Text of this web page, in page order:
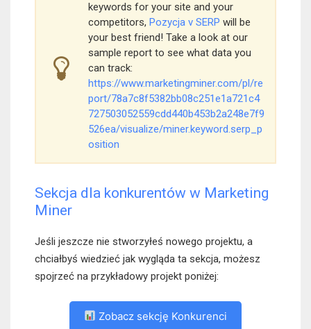
keywords for your site and your
competitors, Pozycja v SERP will be
your best friend! Take a look at our
sample report to see what data you
can track:
https://www.marketingminer.com/pl/re
port/78a7c8f5382bb08c251e1a721c4
727503052559cdd440b453b2a248e7f9
526ea/visualize/miner.keyword.serp_p
osition
Sekcja dla konkurentów w Marketing
Miner
Jeśli jeszcze nie stworzyłeś nowego projektu, a
chciałbyś wiedzieć jak wygląda ta sekcja, możesz
spojrzeć na przykładowy projekt poniżej:
Zobacz sekcję Konkurenci